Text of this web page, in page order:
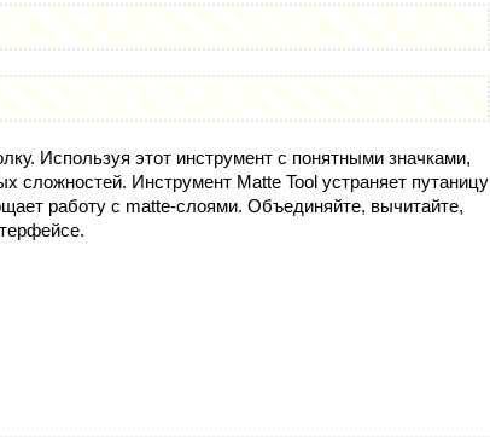
Используя этот инструмент с понятными значками,
Инструмент Matte Tool устраняет путаницу
работу с matte-слоями. Объединяйте, вычитайте,